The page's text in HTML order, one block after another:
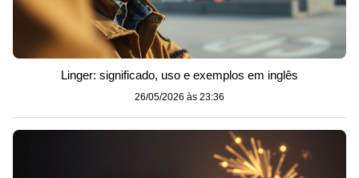
Linger: significado, uso e exemplos em inglês
26/05/2026 às 23:36